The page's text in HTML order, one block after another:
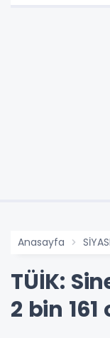
Anasayfa
TÜİK:
2 bin 161